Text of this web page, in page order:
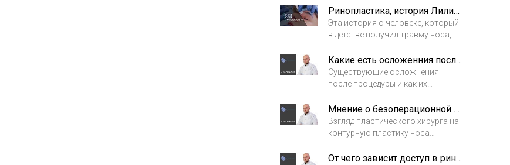
Ринопластика, история Лилии. Как пластика носа изменила жизнь
Эта история о человеке, который
в детстве получил травму носа,
операцию. Последней каплей для
нее стало расставание с
любимым человеком. Лилия
изменит свою жизнь.
Какие есть осложенния после ринопластики?
Существующие осложнения
после процедуры и как их
Мнение о безоперационной ринопластике
Взгляд пластического хирурга на
контурную пластику носа
От чего зависит доступ в ринопластике?